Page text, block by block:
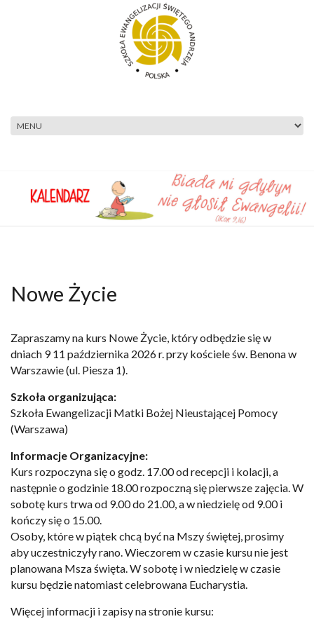
Nowe Życie
Zapraszamy na kurs Nowe Życie, który odbędzie się w
dniach 9 11 października 2026 r. przy kościele św. Benona w
Warszawie (ul. Piesza 1).
Szkoła organizująca:
Szkoła Ewangelizacji Matki Bożej Nieustającej Pomocy
(Warszawa)
Informacje Organizacyjne:
Kurs rozpoczyna się o godz. 17.00 od recepcji i kolacji, a
następnie o godzinie 18.00 rozpoczną się pierwsze zajęcia. W
sobotę kurs trwa od 9.00 do 21.00, a w niedzielę od 9.00 i
kończy się o 15.00.
Osoby, które w piątek chcą być na Mszy świętej, prosimy
aby uczestniczyły rano. Wieczorem w czasie kursu nie jest
planowana Msza święta. W sobotę i w niedzielę w czasie
kursu będzie natomiast celebrowana Eucharystia.
Więcej informacji i zapisy na stronie kursu: